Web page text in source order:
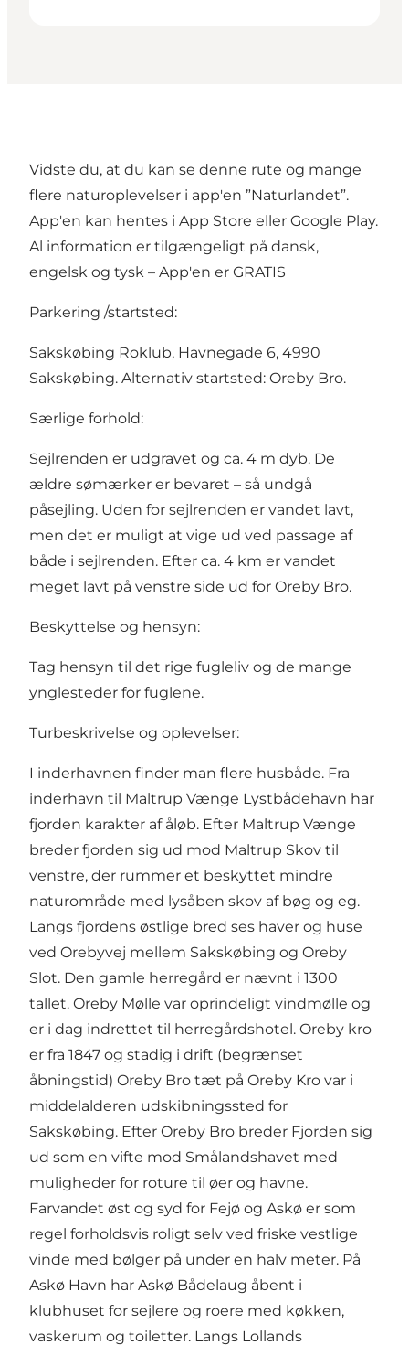
Vidste du, at du kan se denne rute og mange
flere naturoplevelser i app'en ”Naturlandet”.
App'en kan hentes i App Store eller Google Play.
Al information er tilgængeligt på dansk,
engelsk og tysk – App'en er GRATIS
Parkering /startsted:
Sakskøbing Roklub, Havnegade 6, 4990
Sakskøbing. Alternativ startsted: Oreby Bro.
Særlige forhold:
Sejlrenden er udgravet og ca. 4 m dyb. De
ældre sømærker er bevaret – så undgå
påsejling. Uden for sejlrenden er vandet lavt,
men det er muligt at vige ud ved passage af
både i sejlrenden. Efter ca. 4 km er vandet
meget lavt på venstre side ud for Oreby Bro.
Beskyttelse og hensyn:
Tag hensyn til det rige fugleliv og de mange
ynglesteder for fuglene.
Turbeskrivelse og oplevelser:
I inderhavnen finder man flere husbåde. Fra
inderhavn til Maltrup Vænge Lystbådehavn har
fjorden karakter af åløb. Efter Maltrup Vænge
breder fjorden sig ud mod Maltrup Skov til
venstre, der rummer et beskyttet mindre
naturområde med lysåben skov af bøg og eg.
Langs fjordens østlige bred ses haver og huse
ved Orebyvej mellem Sakskøbing og Oreby
Slot. Den gamle herregård er nævnt i 1300
tallet. Oreby Mølle var oprindeligt vindmølle og
er i dag indrettet til herregårdshotel. Oreby kro
er fra 1847 og stadig i drift (begrænset
åbningstid) Oreby Bro tæt på Oreby Kro var i
middelalderen udskibningssted for
Sakskøbing. Efter Oreby Bro breder Fjorden sig
ud som en vifte mod Smålandshavet med
muligheder for roture til øer og havne.
Farvandet øst og syd for Fejø og Askø er som
regel forholdsvis roligt selv ved friske vestlige
vinde med bølger på under en halv meter. På
Askø Havn har Askø Bådelaug åbent i
klubhuset for sejlere og roere med køkken,
vaskerum og toiletter. Langs Lollands